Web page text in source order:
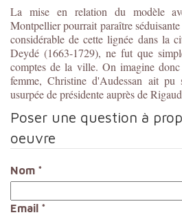
La mise en relation du modèle
Montpellier pourrait paraître
considérable de cette lignée dans la
Deydé (1663-1729), ne fut que
comptes de la ville. On imagine
femme, Christine d'Audessan ait
usurpée de présidente auprès de
Poser une question à
oeuvre
Nom *
Email *